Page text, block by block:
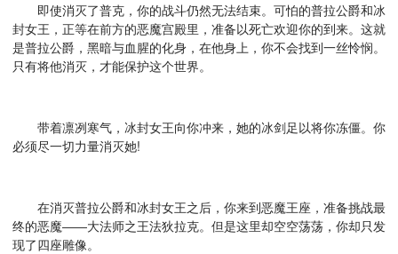
即使消灭了普克，你的战斗仍然无法结束。可怕的普拉公爵和冰
封女王，正等在前方的恶魔宫殿里，准备以死亡欢迎你的到来。这就
是普拉公爵，黑暗与血腥的化身，在他身上，你不会找到一丝怜悯。
只有将他消灭，才能保护这个世界。
带着凛冽寒气，冰封女王向你冲来，她的冰剑足以将你冻僵。你
必须尽一切力量消灭她!
在消灭普拉公爵和冰封女王之后，你来到恶魔王座，准备挑战最
终的恶魔――大法师之王法狄拉克。但是这里却空空荡荡，你却只发
现了四座雕像。